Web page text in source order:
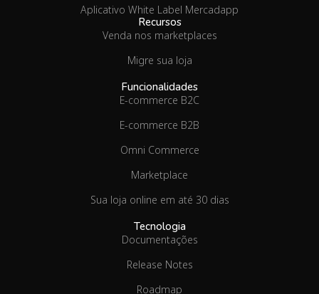
Aplicativo White Label Mercadapp
Recursos
Venda nos marketplaces
Migre sua loja
Funcionalidades
E-commerce B2C
E-commerce B2B
Omni Commerce
Marketplace
Sua loja online em até 30 dias
Tecnologia
Documentações
Release Notes
Roadmap